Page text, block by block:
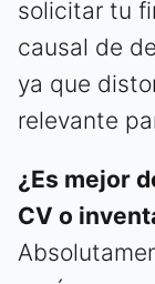
solicitar tu
causal de
ya que
relevante
¿Es mejor
CV o